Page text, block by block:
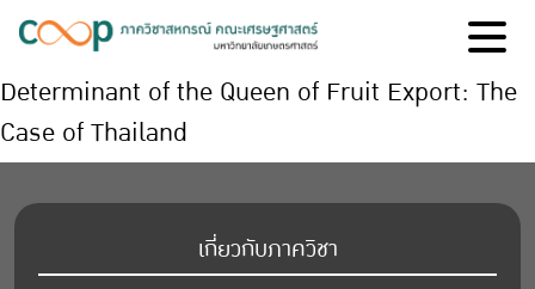
Determinant of the Queen of Fruit Export: The
Case of Thailand
เกี่ยวกับภาควิชา